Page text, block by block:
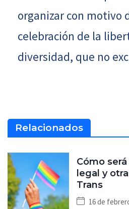
organizar con motivo
celebración de la
diversidad, que no
Relacionados
Cómo
legal y
Trans
16 de